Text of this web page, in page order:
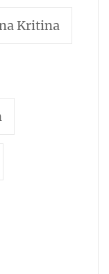
Kritina